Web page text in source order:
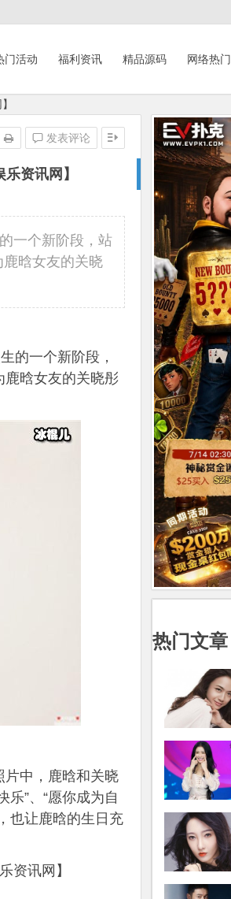
门活动 福利资讯 精品源码 网络热门
资讯网】
发表评论
一个新阶段，站
晗女友的关晓
的一个新阶段，
鹿晗女友的关晓彤
片中，鹿晗和关晓
”、“愿你成为自
也让鹿晗的生日充
热门文章